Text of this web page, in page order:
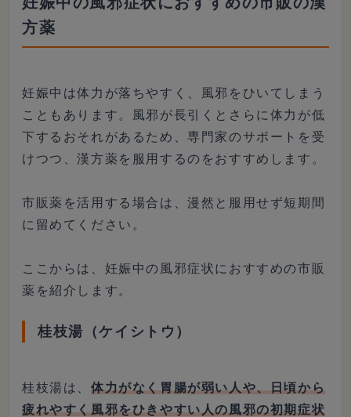
方薬
妊娠中は体力が落ちやすく、風邪をひいてしまう
こともあります。風邪が長引くとさらに体力が低
下するおそれがあるため、専門家のサポートを受
けつつ、漢方薬を服用するのをおすすめします。
市販薬を活用する場合は、漫然と服用せず短期間
に留めてください。
ここからは、妊娠中の風邪症状におすすめの市販
薬を紹介します。
桂枝湯（ケイシトウ）
桂枝湯は、 体力がなく胃腸が弱い人や、日頃から
疲れやすく風邪をひきやすい人の風邪の初期症状